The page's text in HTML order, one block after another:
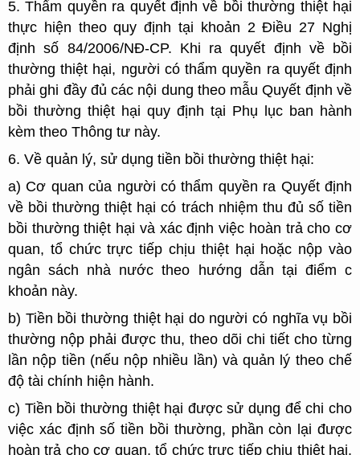
5. Thẩm quyền ra quyết định về bồi thường thiệt hại
thực hiện theo quy định tại khoản 2 Điều 27 Nghị
định số 84/2006/NĐ-CP. Khi ra quyết định về bồi
thường thiệt hại, người có thẩm quyền ra quyết định
phải ghi đầy đủ các nội dung theo mẫu Quyết định về
bồi thường thiệt hại quy định tại Phụ lục ban hành
kèm theo Thông tư này.
6. Về quản lý, sử dụng tiền bồi thường thiệt hại:
a) Cơ quan của người có thẩm quyền ra Quyết định
về bồi thường thiệt hại có trách nhiệm thu đủ số tiền
bồi thường thiệt hại và xác định việc hoàn trả cho cơ
quan, tổ chức trực tiếp chịu thiệt hại hoặc nộp vào
ngân sách nhà nước theo hướng dẫn tại điểm c
khoản này.
b) Tiền bồi thường thiệt hại do người có nghĩa vụ bồi
thường nộp phải được thu, theo dõi chi tiết cho từng
lần nộp tiền (nếu nộp nhiều lần) và quản lý theo chế
độ tài chính hiện hành.
c) Tiền bồi thường thiệt hại được sử dụng để chi cho
việc xác định số tiền bồi thường, phần còn lại được
hoàn trả cho cơ quan, tổ chức trực tiếp chịu thiệt hại.